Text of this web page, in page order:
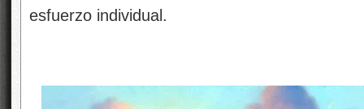
esfuerzo individual.